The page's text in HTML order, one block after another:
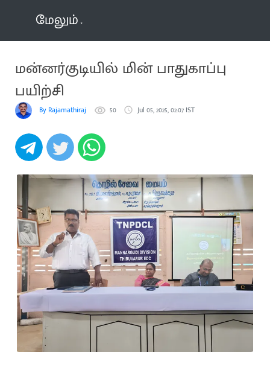
மேலும்
மன்னர்குடியில் மின் பாதுகாப்பு
பயிற்சி
By Rajamathiraj 50 Jul 05, 2025, 02:07 IST